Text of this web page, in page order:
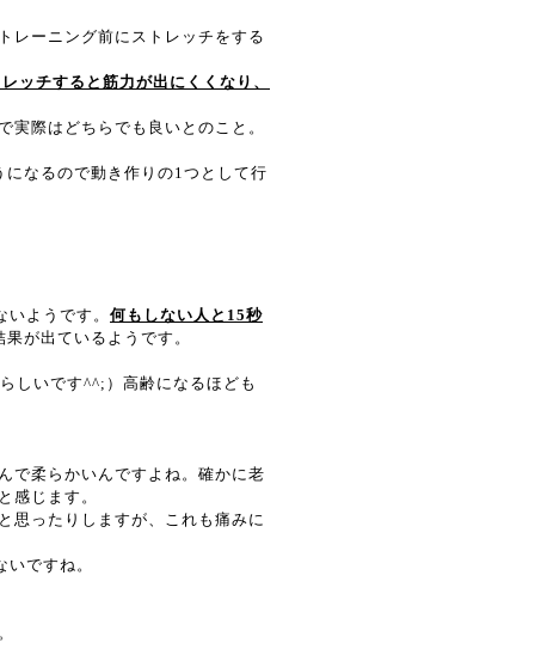
レーニング前にストレッチをする
ッチすると筋力が出にくくなり、
実際はどちらでも良いとのこと。
なるので動き作りの1つとして行
ようです。 何もしない人と15秒
果が出ているようです。
しいです^^;）高齢になるほども
で柔らかいんですよね。確かに老
感じます。
思ったりしますが、これも痛みに
ですね。